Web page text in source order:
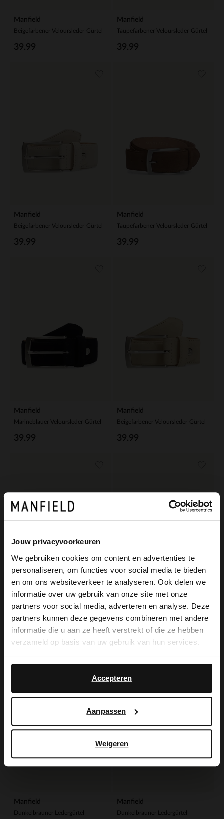
Jouw privacyvoorkeuren
We gebruiken cookies om content en advertenties te
personaliseren, om functies voor social media te bieden
en om ons websiteverkeer te analyseren. Ook delen we
informatie over uw gebruik van onze site met onze
partners voor social media, adverteren en analyse. Deze
partners kunnen deze gegevens combineren met andere
informatie die u aan ze heeft verstrekt of die ze hebben
verzameld op basis van uw gebruik van hun services.
Accepteren
Aanpassen
Weigeren
Manfield
Beigefarbener Veloursleder-Gürtel
39.99
Manfield
Taupefarbener Veloursleder-Gürtel
39.99
Manfield
Beigefarbener Veloursleder-Gürtel
39.99
Manfield
Taupefarbener Veloursleder-Gürtel
39.99
Manfield
Marineblauer Veloursleder-Gürtel
39.99
Manfield
Beigefarbener Veloursleder-Gürtel
39.99
Manfield
Schwarzer Veloursleder-Gürtel
39.99
Manfield
Cognacfarbener Ledergürtel
39.99
Manfield
Dunkelbrauner Ledergürtel
Manfield
Dunkelbrauner Ledergürtel
×
View this website in English?
It looks like your language isn't Dutch. Would
you like to switch to English?
English